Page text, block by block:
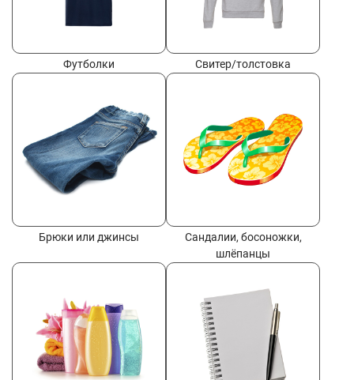
Футболки Свитер/толстовка
Брюки или джинсы
Сандалии, босоножки,
шлёпанцы